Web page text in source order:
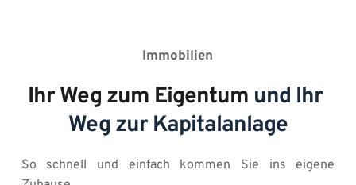
Immobilien
Ihr Weg zum Eigentum und Ihr
Weg zur Kapitalanlage
So schnell und einfach kommen Sie ins eigene